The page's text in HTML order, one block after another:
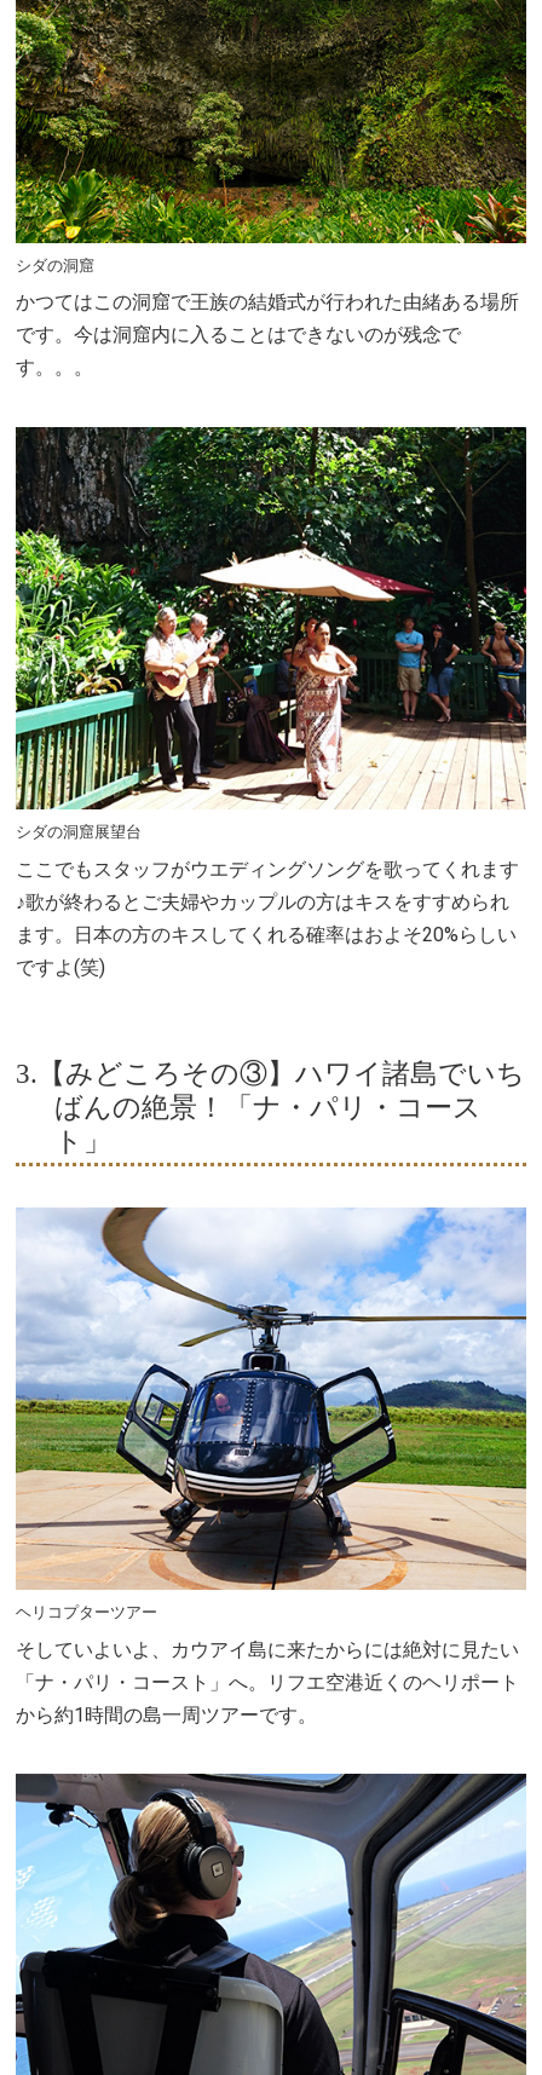
シダの洞窟
かつてはこの洞窟で王族の結婚式が行われた由緒ある場所
です。今は洞窟内に入ることはできないのが残念で
す。。。
シダの洞窟展望台
ここでもスタッフがウエディングソングを歌ってくれます
♪歌が終わるとご夫婦やカップルの方はキスをすすめられ
ます。日本の方のキスしてくれる確率はおよそ20%らしい
ですよ(笑)
3.【みどころその③】ハワイ諸島でいち
ばんの絶景！「ナ・パリ・コース
ト」
ヘリコプターツアー
そしていよいよ、カウアイ島に来たからには絶対に見たい
「ナ・パリ・コースト」へ。リフエ空港近くのヘリポート
から約1時間の島一周ツアーです。